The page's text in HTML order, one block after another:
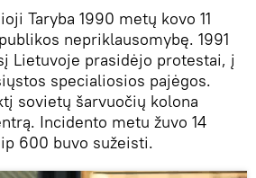
Taryba 1990 metų kovo 11
nepriklausomybę. 1991
Lietuvoje prasidėjo protestai, į
specialiosios pajėgos.
sovietų šarvuočių kolona
Incidento metu žuvo 14
600 buvo sužeisti.